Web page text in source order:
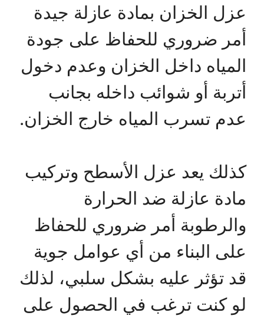
عزل الخزان بمادة عازلة جيدة
أمر ضروري للحفاظ على جودة
المياه داخل الخزان وعدم دخول
أتربة أو شوائب داخله بجانب
عدم تسرب المياه خارج الخزان.
كذلك يعد عزل الأسطح وتركيب
مادة عازلة ضد الحرارة
والرطوبة أمر ضروري للحفاظ
على البناء من أي عوامل جوية
قد تؤثر عليه بشكل سلبي، لذلك
لو كنت ترغب في الحصول على